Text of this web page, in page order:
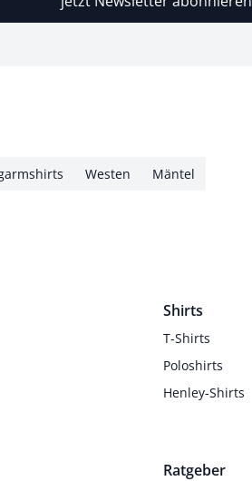
Westen Mäntel
Shirts
T-Shirts
Poloshirts
Henley-Shirts
Ratgeber